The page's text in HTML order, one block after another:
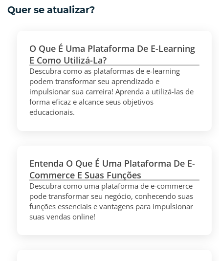
Quer se atualizar?
O Que É Uma Plataforma De E-Learning
E Como Utilizá-La?
Descubra como as plataformas de e-learning
podem transformar seu aprendizado e
impulsionar sua carreira! Aprenda a utilizá-las de
forma eficaz e alcance seus objetivos
educacionais.
Entenda O Que É Uma Plataforma De E-
Commerce E Suas Funções
Descubra como uma plataforma de e-commerce
pode transformar seu negócio, conhecendo suas
funções essenciais e vantagens para impulsionar
suas vendas online!